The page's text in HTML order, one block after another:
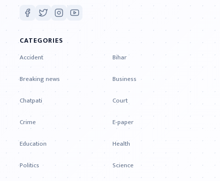
CATEGORIES
Accident
Bihar
Breaking news
Business
Chatpati
Court
Crime
E-paper
Education
Health
Politics
Science